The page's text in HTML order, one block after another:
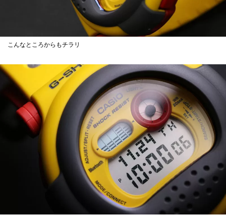
こんなところからもチラリ